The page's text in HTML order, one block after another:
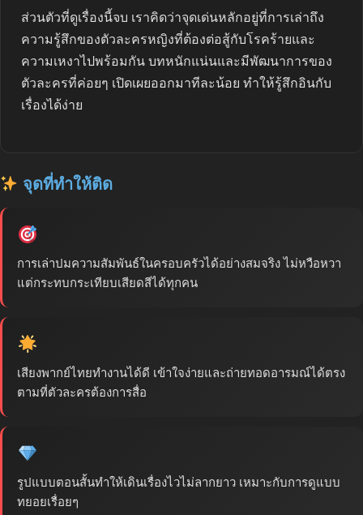
ส่วนตัวที่ดูเรื่องนี้จบ เราคิดว่าจุดเด่นหลักอยู่ที่การเล่าถึง
ความรู้สึกของตัวละครหญิงที่ต้องต่อสู้กับโรคร้ายและ
ความเหงาไปพร้อมกัน บทหนักแน่นและมีพัฒนาการของ
ตัวละครที่ค่อยๆ เปิดเผยออกมาทีละน้อย ทำให้รู้สึกอินกับ
เรื่องได้ง่าย
จุดที่ทำให้ติด
การเล่าปมความสัมพันธ์ในครอบครัวได้อย่างสมจริง ไม่หวือหวา
แต่กระทบกระเทียบเสียดสีได้ทุกคน
เสียงพากย์ไทยทำงานได้ดี เข้าใจง่ายและถ่ายทอดอารมณ์ได้ตรง
ตามที่ตัวละครต้องการสื่อ
รูปแบบตอนสั้นทำให้เดินเรื่องไวไม่ลากยาว เหมาะกับการดูแบบ
ทยอยเรื่อยๆ